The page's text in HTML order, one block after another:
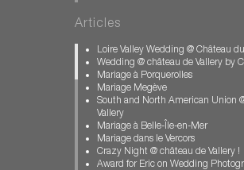
Mariage Calvados
Mariage Clos Vougeot
Mariage dans l'Allier
Mariage féerique
Mariage Gay Paris
Mariage Loir et Cher
Mariage Pays Basque
Mariage Porquerolles
Mariage pour Tous
Mariage Vallery
Mariage Vercors
Articles
Loire Valley Wedding @ Château
Wedding @ château de Vallery by
Mariage à Porquerolles
Mariage Megève
South and North American Union
Vallery
Mariage à Belle-Île-en-Mer
Mariage dans le Vercors
Crazy Night @ château de Vallery !
Award for Eric on Wedding